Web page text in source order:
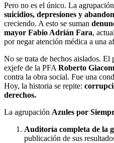
Pero no es el único. La
suicidios, depresiones y
creciendo. A esto se suman
mayor Fabio Adrián Fara,
por negar atención médica a una
No se trata de hechos aislados. El
exjefe de la PFA Roberto
contra la obra social. Fue una
Hoy, la historia se repite:
derechos.
La agrupación Azules por
Auditoría completa de la
publicación de sus